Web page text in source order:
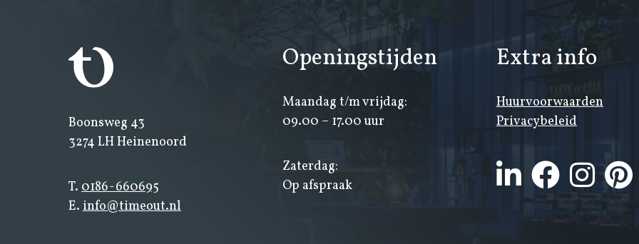
Boonsweg 43
3274 LH Heinenoord
T. 0186-660695
E. info@timeout.nl
Openingstijden
Maandag t/m vrijdag:
09.00 – 17.00 uur
Zaterdag:
Op afspraak
Extra info
Huurvoorwaarden
Privacybeleid